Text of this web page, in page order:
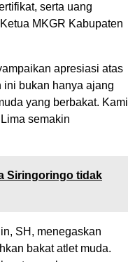
serta uang
MKGR Kabupaten
apresiasi atas
ini bukan hanya ajang
yang berbakat. Kami
semakin
Siringoringo tidak
SH, menegaskan
bakat atlet muda.